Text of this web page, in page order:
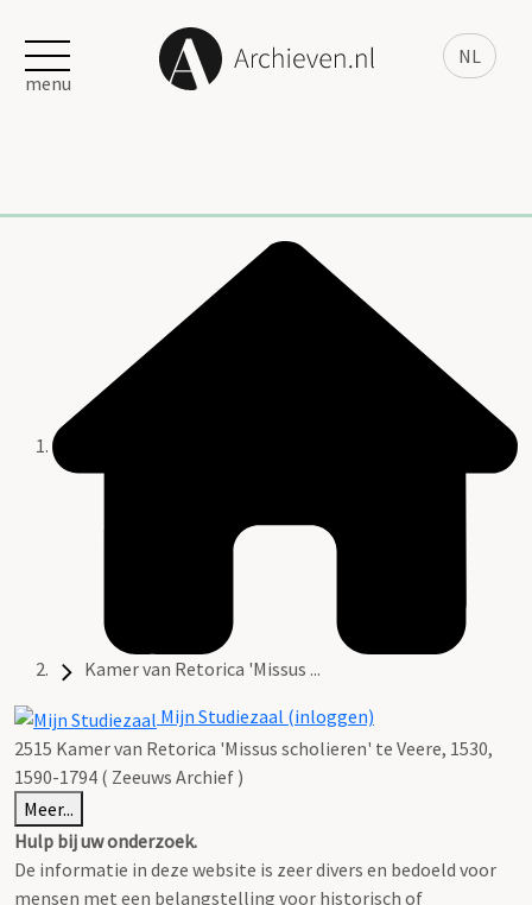
NL
menu
Kamer van Retorica 'Missus ...
Mijn Studiezaal (inloggen)
2515 Kamer van Retorica 'Missus scholieren' te Veere, 1530,
1590-1794 ( Zeeuws Archief )
Meer...
Hulp bij uw onderzoek.
De informatie in deze website is zeer divers en bedoeld voor
mensen met een belangstelling voor historisch of